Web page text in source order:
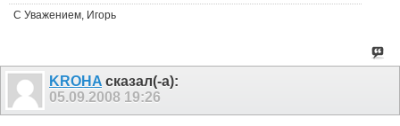
С Уважением, Игорь
KROHA сказал(-а):
05.09.2008 19:26